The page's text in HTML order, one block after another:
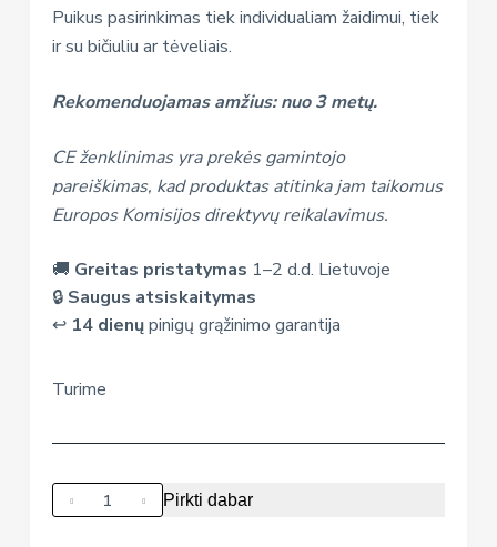
Puikus pasirinkimas tiek individualiam žaidimui, tiek
ir su bičiuliu ar tėveliais.
Rekomenduojamas amžius: nuo 3 metų.
CE ženklinimas yra prekės gamintojo
pareiškimas, kad produktas atitinka jam taikomus
Europos Komisijos direktyvų reikalavimus.
🚚 Greitas pristatymas 1–2 d.d. Lietuvoje
🔒 Saugus atsiskaitymas
↩️ 14 dienųpinigų grąžinimo garantija
Turime
produkto
kiekis:
Pirkti dabar